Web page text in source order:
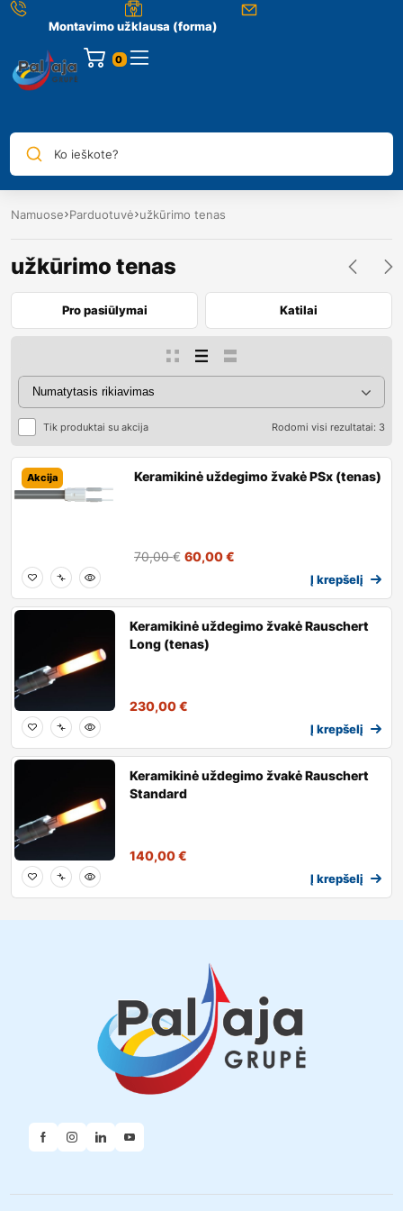
Montavimo užklausa (forma)
0
Ko ieškote?
Namuose Parduotuvė užkūrimo tenas
užkūrimo tenas
Pro pasiūlymai Katilai
Tik produktai su akcija Rodomi visi rezultatai: 3
Akcija Keramikinė uždegimo žvakė PSx (tenas)
70,00€ 60,00€
Į krepšelį
Keramikinė uždegimo žvakė Rauschert
Long (tenas)
230,00€
Į krepšelį
Keramikinė uždegimo žvakė Rauschert
Standard
140,00€
Į krepšelį